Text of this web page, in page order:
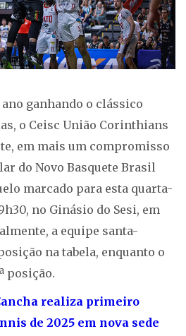
ganhando o clássico
o Ceisc União Corinthians
em mais um compromisso
do Novo Basquete Brasil
marcado para esta quarta-
no Ginásio do Sesi, em
a equipe santa-
na tabela, enquanto o
posição.
realiza primeiro
de 2025 em nova sede